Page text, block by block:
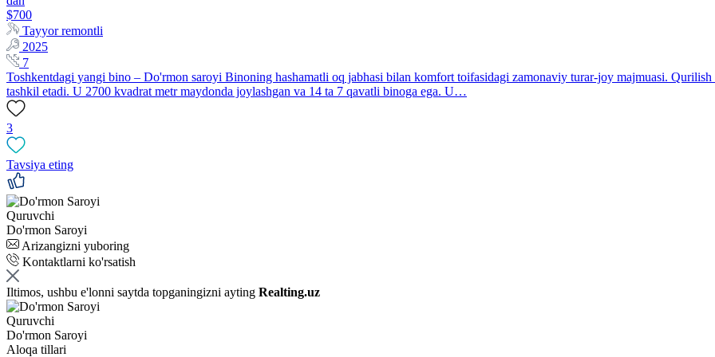
$700
Tayyor remontli
2025
7
Toshkentdagi yangi bino – Do'rmon saroyi Binoning hashamatli oq jabhasi bilan komfort toifasidagi zamonaviy turar-joy majmuasi.
tashkil etadi. U 2700 kvadrat metr maydonda joylashgan va 14 ta 7 qavatli binoga ega. U…
3
Tavsiya eting
Quruvchi
Do'rmon Saroyi
Arizangizni yuboring
Kontaktlarni ko'rsatish
Iltimos, ushbu e'lonni saytda topganingizni ayting Realting.uz
Quruvchi
Do'rmon Saroyi
Aloqa tillari